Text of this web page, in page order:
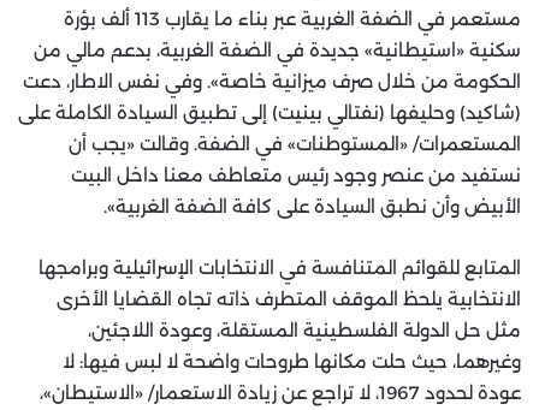
مستعمر في الضفة الغربية عبر بناء ما يقارب 113 ألف بؤرة
سكنية «استيطانية» جديدة في الضفة الغربية، بدعم مالي من
الحكومة من خلال صرف ميزانية خاصة». وفي نفس الاطار، دعت
(شاكيد) وحليفها (نفتالي بينيت) إلى تطبيق السيادة الكاملة على
المستعمرات/ «المستوطنات» في الضفة. وقالت «يجب أن
نستفيد من عنصر وجود رئيس متعاطف معنا داخل البيت
الأبيض وأن نطبق السيادة على كافة الضفة الغربية».
المتابع للقوائم المتنافسة في الانتخابات الإسرائيلية وبرامجها
الانتخابية يلحظ الموقف المتطرف ذاته تجاه القضايا الأخرى
مثل حل الدولة الفلسطينية المستقلة، وعودة اللاجئين،
وغيرهما، حيث حلت مكانها طروحات واضحة لا لبس فيها: لا
عودة لحدود 1967، لا تراجع عن زيادة الاستعمار/ «الاستيطان»،